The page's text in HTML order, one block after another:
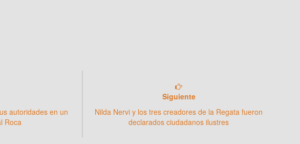
autoridades en un
Roca
Siguiente
Nilda Nervi y los tres creadores de la Regata fueron
declarados ciudadanos ilustres